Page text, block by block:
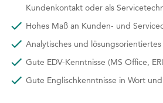
Kundenkontakt oder als
Hohes Maß an Kunden- und
Analytisches und
Gute EDV-Kenntnisse (MS Office,
Gute Englischkenntnisse in Wort